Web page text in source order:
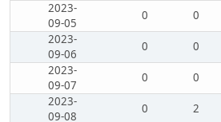
2023-
09-05
0 0
2023-
09-06
0 0
2023-
09-07
0 0
2023-
09-08
0 2